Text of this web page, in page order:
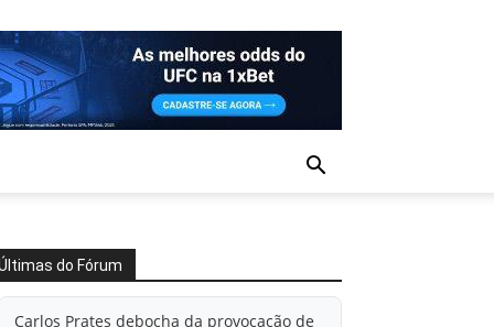
do Fórum
Carlos Prates debocha da provocação de